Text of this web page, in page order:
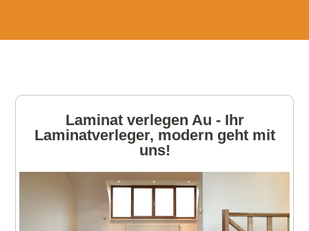
Laminat verlegen Au - Ihr
Laminatverleger, modern geht mit
uns!